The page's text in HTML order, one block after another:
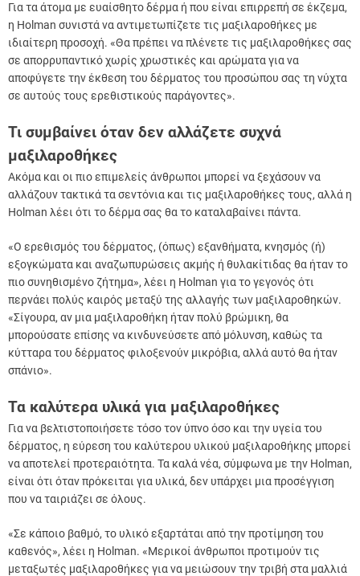
Για τα άτομα με ευαίσθητο δέρμα ή που είναι επιρρεπή σε έκζεμα,
η Holman συνιστά να αντιμετωπίζετε τις μαξιλαροθήκες με
ιδιαίτερη προσοχή. «Θα πρέπει να πλένετε τις μαξιλαροθήκες σας
σε απορρυπαντικό χωρίς χρωστικές και αρώματα για να
αποφύγετε την έκθεση του δέρματος του προσώπου σας τη νύχτα
σε αυτούς τους ερεθιστικούς παράγοντες».
Τι συμβαίνει όταν δεν αλλάζετε συχνά
μαξιλαροθήκες
Ακόμα και οι πιο επιμελείς άνθρωποι μπορεί να ξεχάσουν να
αλλάζουν τακτικά τα σεντόνια και τις μαξιλαροθήκες τους, αλλά η
Holman λέει ότι το δέρμα σας θα το καταλαβαίνει πάντα.
«Ο ερεθισμός του δέρματος, (όπως) εξανθήματα, κνησμός (ή)
εξογκώματα και αναζωπυρώσεις ακμής ή θυλακίτιδας θα ήταν το
πιο συνηθισμένο ζήτημα», λέει η Holman για το γεγονός ότι
περνάει πολύς καιρός μεταξύ της αλλαγής των μαξιλαροθηκών.
«Σίγουρα, αν μια μαξιλαροθήκη ήταν πολύ βρώμικη, θα
μπορούσατε επίσης να κινδυνεύσετε από μόλυνση, καθώς τα
κύτταρα του δέρματος φιλοξενούν μικρόβια, αλλά αυτό θα ήταν
σπάνιο».
Τα καλύτερα υλικά για μαξιλαροθήκες
Για να βελτιστοποιήσετε τόσο τον ύπνο όσο και την υγεία του
δέρματος, η εύρεση του καλύτερου υλικού μαξιλαροθήκης μπορεί
να αποτελεί προτεραιότητα. Τα καλά νέα, σύμφωνα με την Holman,
είναι ότι όταν πρόκειται για υλικά, δεν υπάρχει μια προσέγγιση
που να ταιριάζει σε όλους.
«Σε κάποιο βαθμό, το υλικό εξαρτάται από την προτίμηση του
καθενός», λέει η Holman. «Μερικοί άνθρωποι προτιμούν τις
μεταξωτές μαξιλαροθήκες για να μειώσουν την τριβή στα μαλλιά